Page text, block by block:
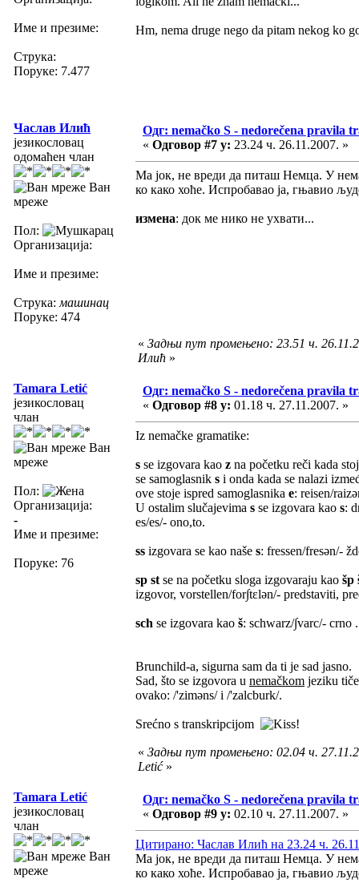
Име и презиме:
Струка:
Поруке: 7.477
Hm, nema druge nego da pitam nekog ko
Часлав Илић
језикословац
одомаћен члан
Ван
мреже
Пол:
Организација:
Име и презиме:
Струка: машинац
Поруке: 474
Одг: nemačko S - nedorečena pravila
« Одговор #7 у: 23.24 ч. 26.11.2007. »
Ма јок, не вреди да питаш Немца. У
ко како хоће. Испробавао ја, гњавио
измена: док ме нико не ухвати...
« Задњи пут промењено: 23.51 ч.
Илић »
Tamara Letić
језикословац
члан
Ван
мреже
Пол:
Организација:
-
Име и презиме:
Поруке: 76
Одг: nemačko S - nedorečena pravila
« Одговор #8 у: 01.18 ч. 27.11.2007. »
Iz nemačke gramatike:
s se izgovara kao z na početku reči kada
se samoglasnik s i onda kada se nalazi
ove stoje ispred samoglasnika e: reisen/
U ostalim slučajevima s se izgovara kao s:
es/es/- ono,to.
ss izgovara se kao naše s: fressen/fresən/-
sp st se na početku sloga izgovaraju kao šp
izgovor, vorstellen/for∫tεlən/- predstaviti,
sch se izgovara kao š: schwarz/∫varc/- crno
Brunchild-a, sigurna sam da ti je sad jasno.
Sad, što se izgovora u nemačkom jeziku
ovako: /'ziməns/ i /'zalcburk/.
Srećno s transkripcijom !
« Задњи пут промењено: 02.04 ч.
Letić»
Tamara Letić
језикословац
члан
Ван
мреже
Одг: nemačko S - nedorečena pravila
« Одговор #9 у: 02.10 ч. 27.11.2007. »
Цитирано: Часлав Илић на 23.24 ч.
Ма јок, не вреди да питаш Немца. У
ко како хоће. Испробавао ја, гњавио